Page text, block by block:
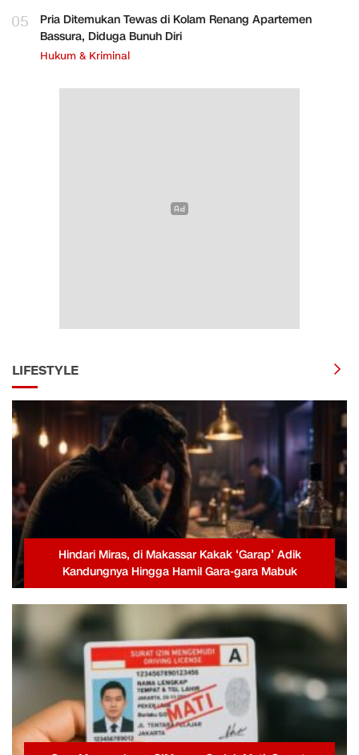
05
Pria Ditemukan Tewas di Kolam Renang Apartemen
Bassura, Diduga Bunuh Diri
Hukum & Kriminal
LIFESTYLE
Hindari Miras, di Makassar Kakak ‘Garap’ Adik
Kandungnya Hingga Hamil Gara-gara Mabuk